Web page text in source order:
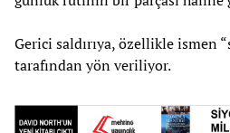
Gerici saldırıya, özellikle ismen
tarafından yön veriliyor.